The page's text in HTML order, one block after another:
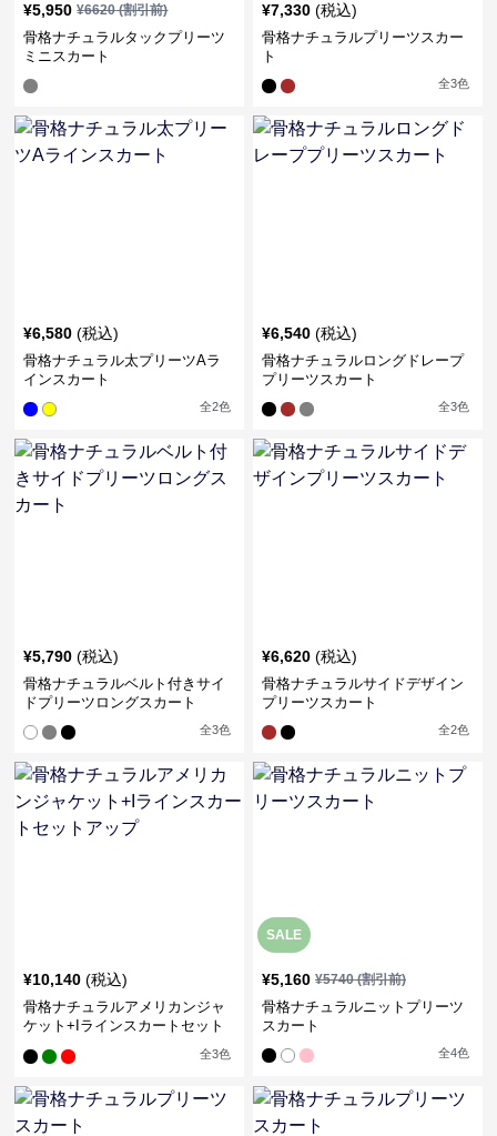
¥5,950 ¥6620(割引前)
骨格ナチュラルタックプリーツ
ミニスカート
¥7,330 (税込)
骨格ナチュラルプリーツスカー
ト
全3色
¥6,580 (税込)
骨格ナチュラル太プリーツAラ
インスカート
全2色
¥6,540 (税込)
骨格ナチュラルロングドレープ
プリーツスカート
全3色
¥5,790 (税込)
骨格ナチュラルベルト付きサイ
ドプリーツロングスカート
全3色
¥6,620 (税込)
骨格ナチュラルサイドデザイン
プリーツスカート
全2色
¥10,140 (税込)
骨格ナチュラルアメリカンジャ
ケット+Iラインスカートセット
全3色
SALE
¥5,160 ¥5740(割引前)
骨格ナチュラルニットプリーツ
スカート
全4色